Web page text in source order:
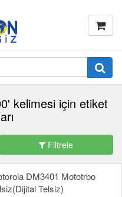
kelimesi için etiket
Filtrele
DM3401 Mototrbo
Telsiz)